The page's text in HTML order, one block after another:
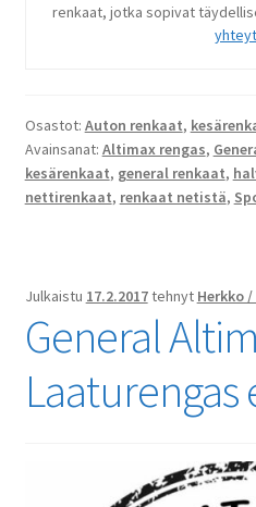
renkaat, jotka sopivat
Osastot: Auton renkaat,
Avainsanat: Altimax rengas,
kesärenkaat, general renkaat,
nettirenkaat, renkaat netistä,
Julkaistu 17.2.2017tehnyt Herkko
General
Laaturengas